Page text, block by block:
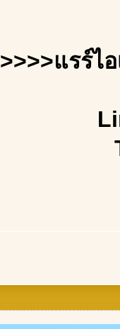
>>>>แรร์ไ